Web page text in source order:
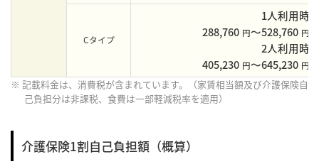
Cタイプ
1人利用時
288,760 円〜528,760 円
2人利用時
405,230 円〜645,230 円
※ 記載料金は、消費税が含まれています。（家賃相当額及び介護保険自
己負担分は非課税、食費は一部軽減税率を適用）
介護保険1割自己負担額（概算）